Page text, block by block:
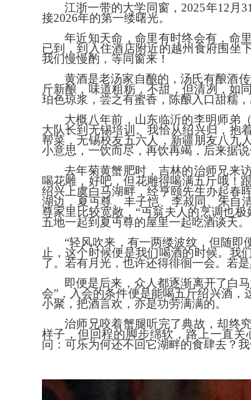
江浙一带的大学同窗， 2025年12月
接2026年的第一缕曙光。
年近知天命，命里有时终会有，命
已到，到入住酒店附近的越州食府围坐
我们慢慢酌，等同窗来！
黄酒是老汤家自酿的，汤氏有酿酒
斤新酿，味道粗粝，不甜，但清冽，如
珀色琼浆，尝之有蜜香，陈酿入口甜糯
大概八年前，山东临沂的李明师弟
大队长到无锡培训。我恰从绍兴归，抱
帮菜，无锡校友五六人，新疆朋友八九
小意思，一饮而尽，再饮再竭，后来据
去年菊黄蟹肥时，吉林的治师兄来
喝花雕，好吧，但花雕得喝满五斤哦！
绍兴上虞白马湖畔，经亨颐先生办起春
湖边，夏丏尊、丰子恺、李叔同、朱自
尊家里比较宽敞，“丏翁夫人的烹调也
五地一起到夏丏尊的屋里一起吃酒谈天。
“轻风吹来，有一两缕波纹，但随
止，这个时候便是我们喝酒的时候。我
了。若有月光，也许还得徘徊一会。若
即便是后来，众人都逐渐离开了白
会”，入会的条件便是能喝五斤绍兴酒
小聚，把酒言欢，亦是功劳满满的。
治师兄咬着蟹腿听完了典故，却终
样子，但回程的脚步绵软，路上一直关
问：可乐为何还不回它湖畔的食肆去？